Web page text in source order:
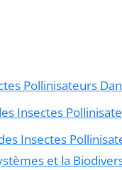
Pollinisateurs
Insectes
Insectes
et la